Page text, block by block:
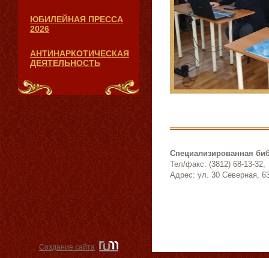
ЮБИЛЕЙНАЯ ПРЕССА
2026
АНТИНАРКОТИЧЕСКАЯ
ДЕЯТЕЛЬНОСТЬ
Специализированная
Тел/факс: (3812) 68-13-32,
Адрес: ул. 30 Северная,
Создание сайта